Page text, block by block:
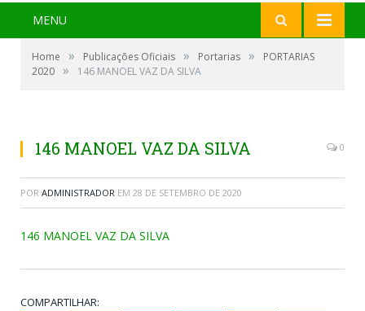
MENU
Home » Publicações Oficiais » Portarias »
PORTARIAS
2020 » 146 MANOEL VAZ DA SILVA
146 MANOEL VAZ DA SILVA 0
POR ADMINISTRADOR EM 28 DE SETEMBRO DE 2020
146 MANOEL VAZ DA SILVA
COMPARTILHAR: